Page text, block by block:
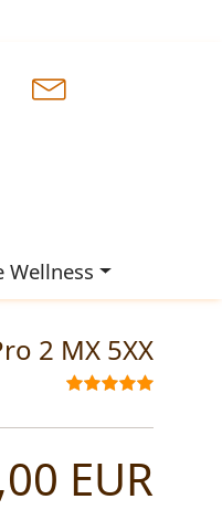
Wellness
2 MX 5XX
EUR